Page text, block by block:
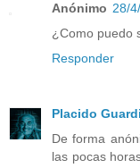
Anónimo 28/
¿Como puedo
Responder
Placido
De forma
las pocas